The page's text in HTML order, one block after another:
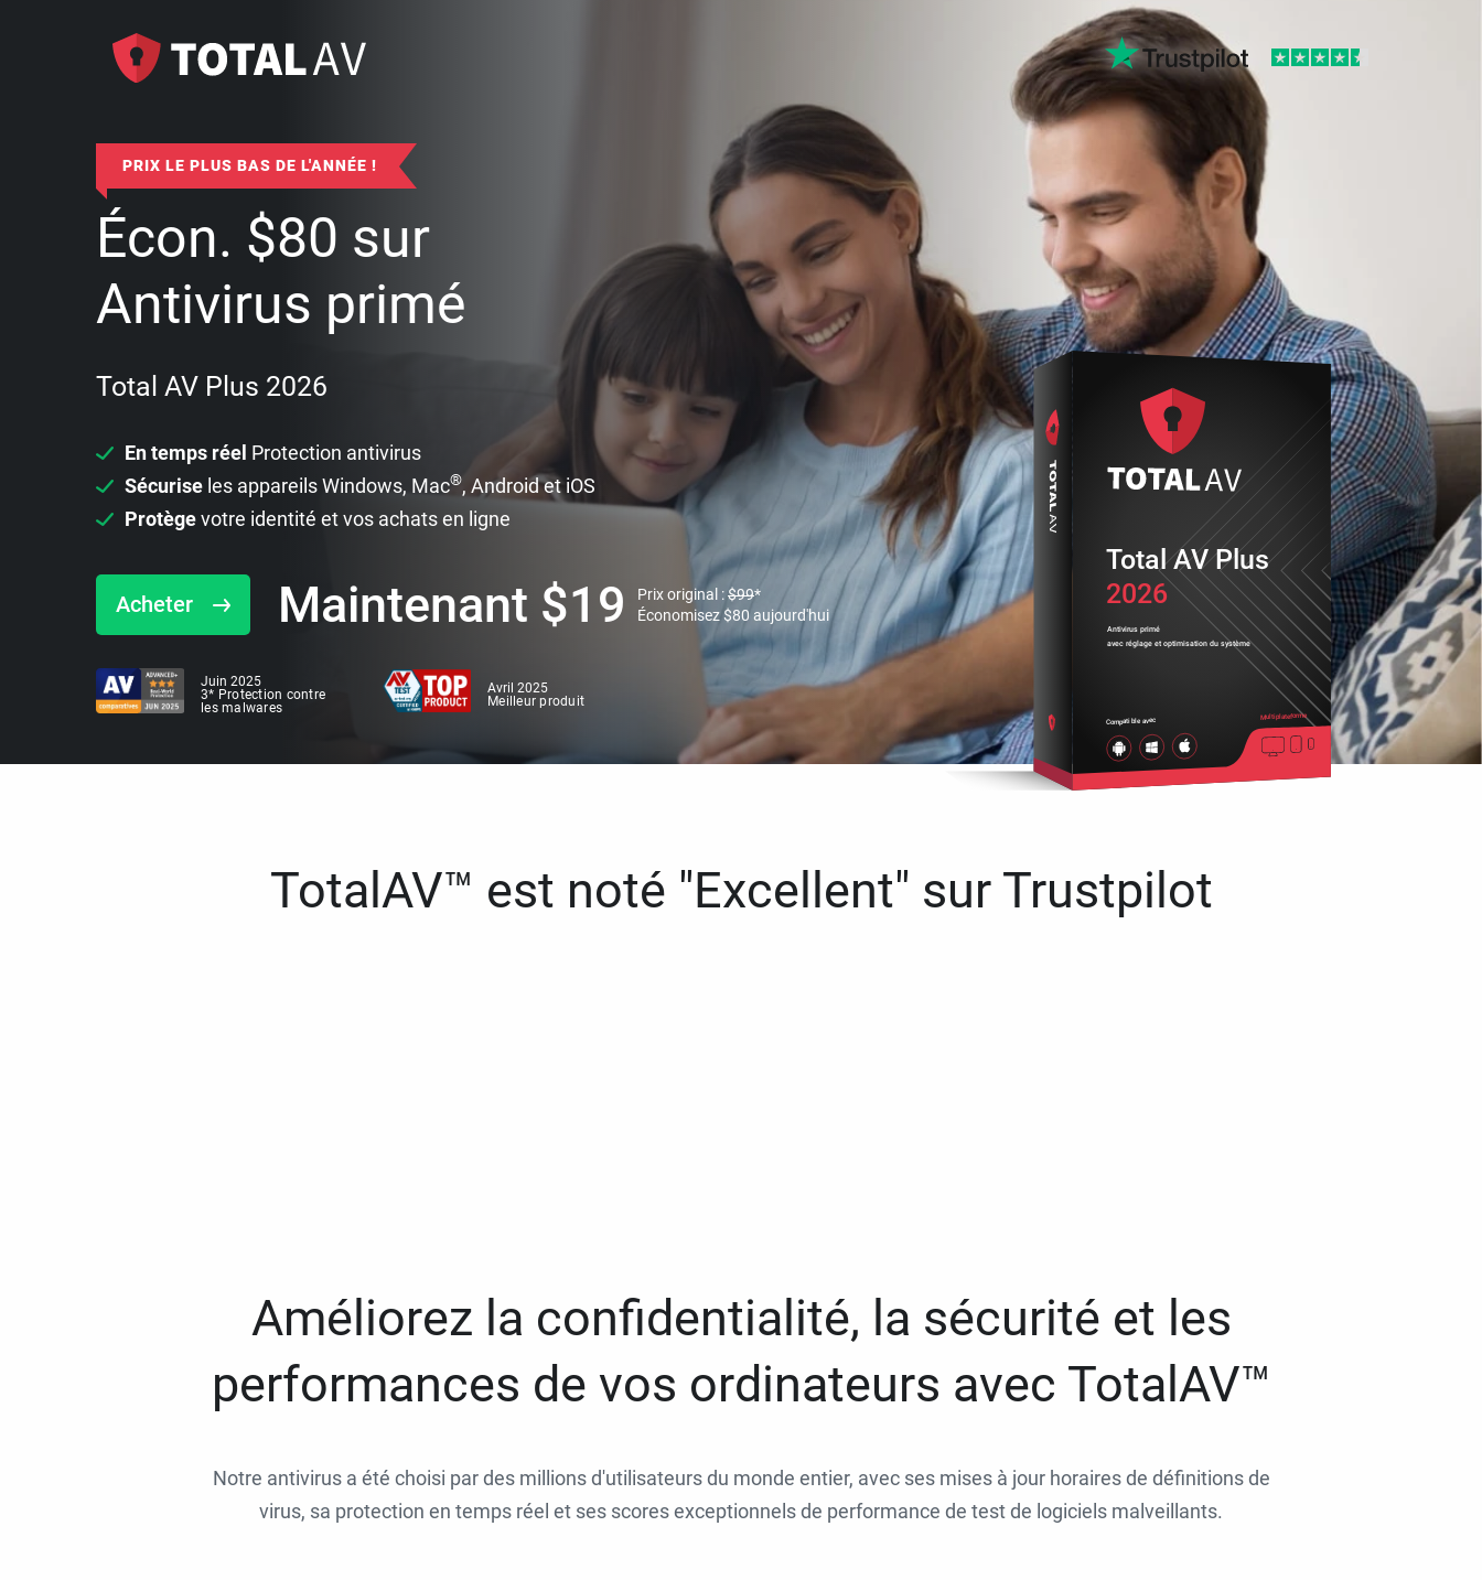
PRIX LE PLUS BAS DE L'ANNÉE !
Écon. $80 sur
Antivirus primé
Total AV Plus 2026
En temps réel Protection antivirus
Sécurise les appareils Windows, Mac®, Android et iOS
Protègevotre identité et vos achats en ligne
Acheter Maintenant $19 Prix original :$99*
Économisez$80 aujourd'hui
Juin 2025
3* Protection contre
les malwares
Avril 2025
Meilleur produit
2026
Antivirus primé
avec réglage et optimisation du système
Compatible avec Multiplateforme
Total AV Plus
TotalAV™ est noté "Excellent" sur Trustpilot
Améliorez la confidentialité, la sécurité et les
performances de vos ordinateurs avec TotalAV™
Notre antivirus a été choisi par des millions d'utilisateurs du monde entier, avec ses mises à jour horaires de définitions de
virus, sa protection en temps réel et ses scores exceptionnels de performance de test de logiciels malveillants.